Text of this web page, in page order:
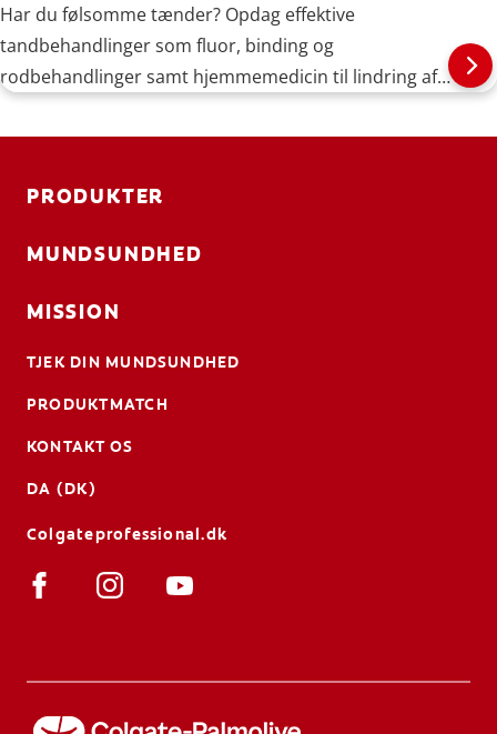
Har du følsomme tænder? Opdag effektive
tandbehandlinger som fluor, binding og
rodbehandlinger samt hjemmemedicin til lindring af
PRODUKTER
MUNDSUNDHED
MISSION
TJEK DIN MUNDSUNDHED
PRODUKTMATCH
KONTAKT OS
DA (DK)
Colgateprofessional.dk